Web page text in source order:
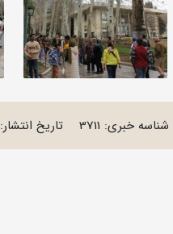
شناسه خبری: 3711 تاریخ انتشار: